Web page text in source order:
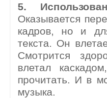
5.
Оказывается
кадров, но и
текста. Он
Смотрится
влетал
прочитать. И в
музыка.